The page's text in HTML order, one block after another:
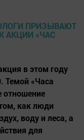
в этом году
Темой «Часа
отношение
как люди
воду и леса, а
для